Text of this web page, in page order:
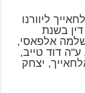
ליוורנו
דין בשנת
שלמה אלפאסי,
דוד טייב,
יצחק